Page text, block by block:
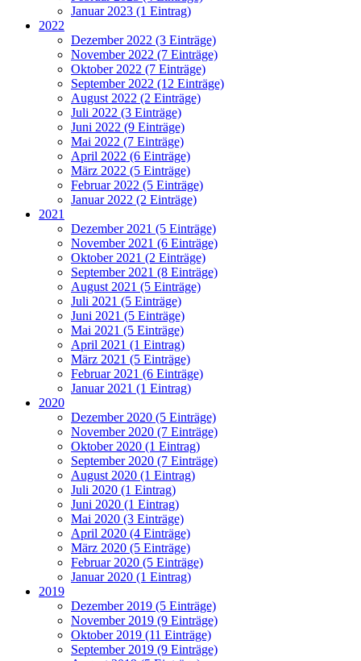
Januar 2023 (1 Eintrag)
2022
Dezember 2022 (3 Einträge)
November 2022 (7 Einträge)
Oktober 2022 (7 Einträge)
September 2022 (12 Einträge)
August 2022 (2 Einträge)
Juli 2022 (3 Einträge)
Juni 2022 (9 Einträge)
Mai 2022 (7 Einträge)
April 2022 (6 Einträge)
März 2022 (5 Einträge)
Februar 2022 (5 Einträge)
Januar 2022 (2 Einträge)
2021
Dezember 2021 (5 Einträge)
November 2021 (6 Einträge)
Oktober 2021 (2 Einträge)
September 2021 (8 Einträge)
August 2021 (5 Einträge)
Juli 2021 (5 Einträge)
Juni 2021 (5 Einträge)
Mai 2021 (5 Einträge)
April 2021 (1 Eintrag)
März 2021 (5 Einträge)
Februar 2021 (6 Einträge)
Januar 2021 (1 Eintrag)
2020
Dezember 2020 (5 Einträge)
November 2020 (7 Einträge)
Oktober 2020 (1 Eintrag)
September 2020 (7 Einträge)
August 2020 (1 Eintrag)
Juli 2020 (1 Eintrag)
Juni 2020 (1 Eintrag)
Mai 2020 (3 Einträge)
April 2020 (4 Einträge)
März 2020 (5 Einträge)
Februar 2020 (5 Einträge)
Januar 2020 (1 Eintrag)
2019
Dezember 2019 (5 Einträge)
November 2019 (9 Einträge)
Oktober 2019 (11 Einträge)
September 2019 (9 Einträge)